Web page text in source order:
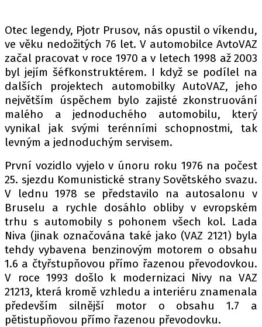
ZE SVĚTA
MOTORSPORT
PIT LANE
ČEŠI V AKCI
FIA CEZ & POHÁRY
MEZINÁRODNÍ SCÉNA
SLEDUJTE NÁS NA|
Máte příběh, fotku nebo video?
Pošlete e-mail na autoroad.cz
ETICKÝ KODEX
KONTAKT
VYDAVATEL
Otec legendy, Pjotr Prusov, nás opustil o víkendu,
ve věku nedožitých 76 let. V automobilce AvtoVAZ
začal pracovat v roce 1970 a v letech 1998 až 2003
byl jejím šéfkonstruktérem. I když se podílel na
dalších projektech automobilky AutoVAZ, jeho
největším úspěchem bylo zajisté zkonstruování
malého a jednoduchého automobilu, který
vynikal jak svými terénními schopnostmi, tak
levným a jednoduchým servisem.
První vozidlo vyjelo v únoru roku 1976 na počest
25. sjezdu Komunistické strany Sovětského svazu.
V lednu 1978 se představilo na autosalonu v
Bruselu a rychle dosáhlo obliby v evropském
trhu s automobily s pohonem všech kol. Lada
Niva (jinak označována také jako (VAZ 2121) byla
tehdy vybavena benzinovým motorem o obsahu
1.6 a čtyřstupňovou přímo řazenou převodovkou.
V roce 1993 došlo k modernizaci Nivy na VAZ
21213, která kromě vzhledu a interiéru znamenala
především silnější motor o obsahu 1.7 a
pětistupňovou přímo řazenou převodovku.